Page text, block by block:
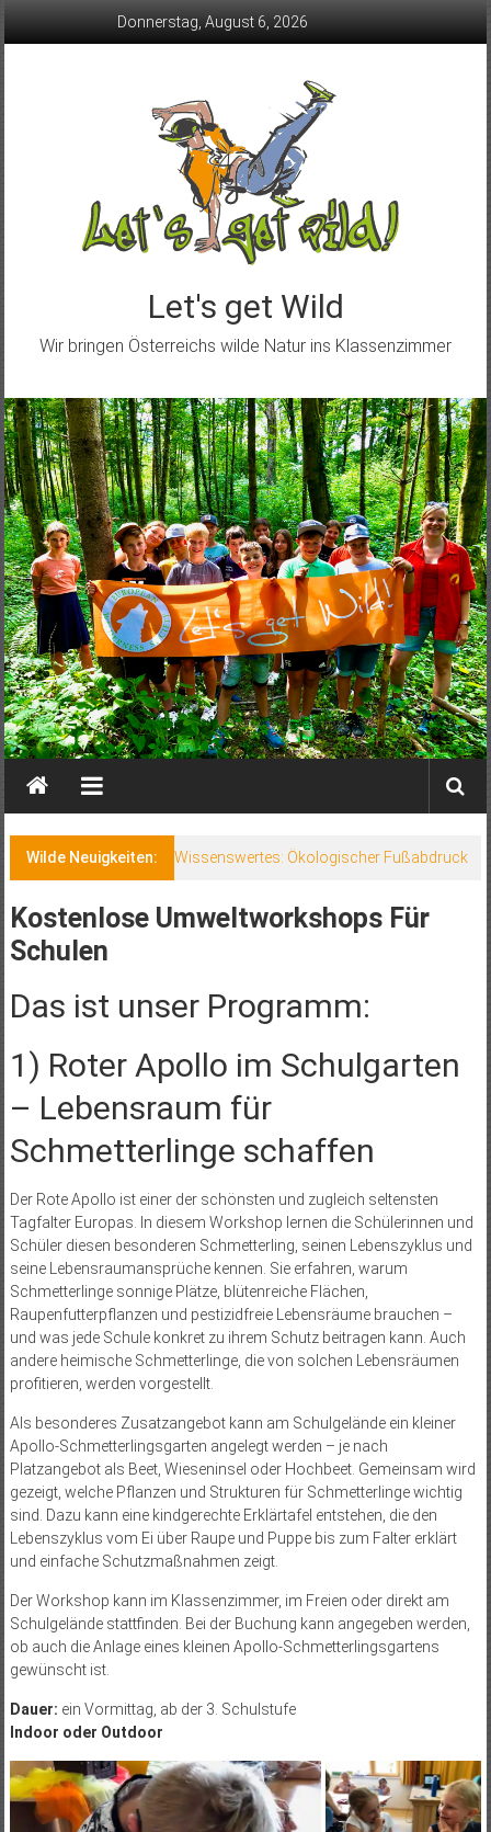
Donnerstag, August 6, 2026
Let's get Wild
Wir bringen Österreichs wilde Natur ins Klassenzimmer
Wilde Neuigkeiten: Wissenswertes: Ökologischer Fußabdruck
Kostenlose Umweltworkshops Für
Schulen
Das ist unser Programm:
1) Roter Apollo im Schulgarten
– Lebensraum für
Schmetterlinge schaffen
Der Rote Apollo ist einer der schönsten und zugleich seltensten
Tagfalter Europas. In diesem Workshop lernen die Schülerinnen und
Schüler diesen besonderen Schmetterling, seinen Lebenszyklus und
seine Lebensraumansprüche kennen. Sie erfahren, warum
Schmetterlinge sonnige Plätze, blütenreiche Flächen,
Raupenfutterpflanzen und pestizidfreie Lebensräume brauchen –
und was jede Schule konkret zu ihrem Schutz beitragen kann. Auch
andere heimische Schmetterlinge, die von solchen Lebensräumen
profitieren, werden vorgestellt.
Als besonderes Zusatzangebot kann am Schulgelände ein kleiner
Apollo-Schmetterlingsgarten angelegt werden – je nach
Platzangebot als Beet, Wieseninsel oder Hochbeet. Gemeinsam wird
gezeigt, welche Pflanzen und Strukturen für Schmetterlinge wichtig
sind. Dazu kann eine kindgerechte Erklärtafel entstehen, die den
Lebenszyklus vom Ei über Raupe und Puppe bis zum Falter erklärt
und einfache Schutzmaßnahmen zeigt.
Der Workshop kann im Klassenzimmer, im Freien oder direkt am
Schulgelände stattfinden. Bei der Buchung kann angegeben werden,
ob auch die Anlage eines kleinen Apollo-Schmetterlingsgartens
gewünscht ist.
Dauer: ein Vormittag, ab der 3. Schulstufe
Indoor oder Outdoor